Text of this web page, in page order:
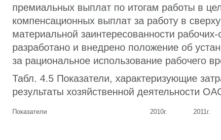
премиальных выплат по итогам работы в
компенсационных выплат за работу в
материальной заинтересованности рабочих-
разработано и внедрено положение об
за рациональное использование рабочего
Табл. 4.5 Показатели, характеризующие
результаты хозяйственной деятельности
Показатели 2010г. 2011г.